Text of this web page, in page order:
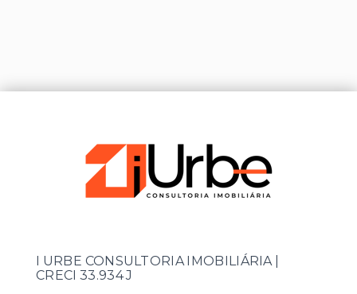
I URBE CONSULTORIA IMOBILIÁRIA |
CRECI 33.934 J